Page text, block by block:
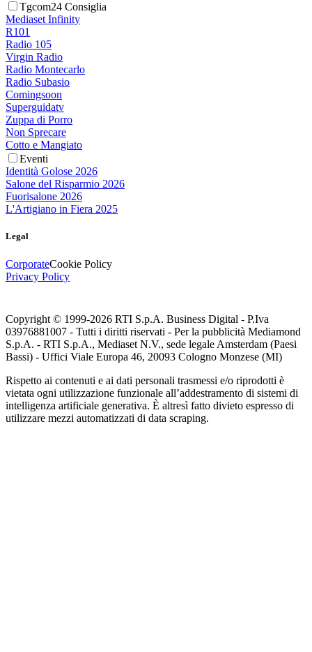
Tgcom24 Consiglia
Mediaset Infinity
R101
Radio 105
Virgin Radio
Radio Montecarlo
Radio Subasio
Comingsoon
Superguidatv
Zuppa di Porro
Non Sprecare
Cotto e Mangiato
Eventi
Identità Golose 2026
Salone del Risparmio 2026
Fuorisalone 2026
L'Artigiano in Fiera 2025
Legal
CorporateCookie Policy
Privacy Policy
Copyright © 1999-2026 RTI S.p.A. Business Digital - P.Iva
03976881007 - Tutti i diritti riservati - Per la pubblicità Mediamond
S.p.A. - RTI S.p.A., Mediaset N.V., sede legale Amsterdam (Paesi
Bassi) - Uffici Viale Europa 46, 20093 Cologno Monzese (MI)
Rispetto ai contenuti e ai dati personali trasmessi e/o riprodotti è
vietata ogni utilizzazione funzionale all’addestramento di sistemi di
intelligenza artificiale generativa. È altresì fatto divieto espresso di
utilizzare mezzi automatizzati di data scraping.